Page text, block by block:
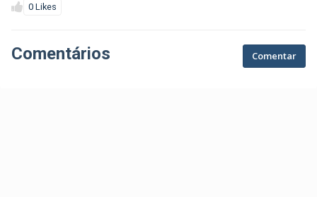
0 Likes
Comentários Comentar